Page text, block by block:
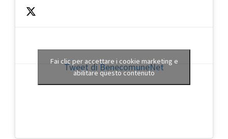
Tweet di BenecomuneNet
Fai clic per accettare i cookie marketing e
abilitare questo contenuto